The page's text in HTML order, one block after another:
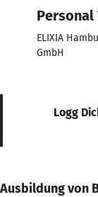
ELIXIA
GmbH
Logg
Ausbildung von